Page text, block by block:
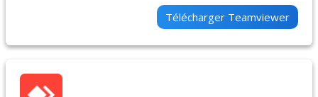
Télécharger Teamviewer